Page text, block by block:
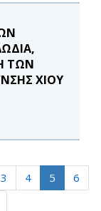
ΤΩΝ
ΧΙΟΥ
3 4 5
6